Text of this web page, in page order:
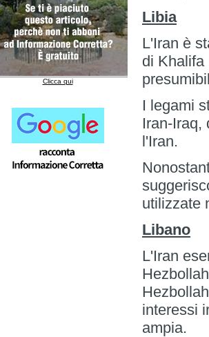
Clicca qui
Libia
L'Iran è
di Khalifa
I legami
Iran-Iraq,
l'Iran.
utilizzate
Libano
L'Iran
interessi
ampia.